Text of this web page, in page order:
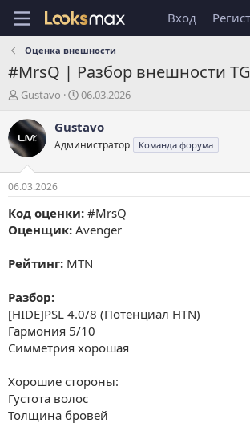
Вход
Оценка внешности
#MrsQ | Разбор внешности TG
А
т
о
р
т
е
м
ы
Gustavo
Д
т
н
а
л
06.03.2026
Gustavo
Администратор Команда форума
06.03.2026
Код оценки: #MrsQ
Оценщик: Avenger
Рейтинг: MTN
Разбор:
[HIDE]PSL 4.0/8 (Потенциал HTN)
Гармония 5/10
Симметрия хорошая
Хорошие стороны:
Густота волос
Толщина бровей